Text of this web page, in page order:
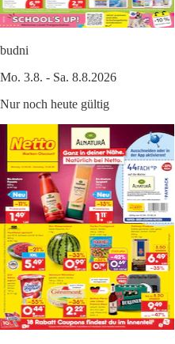
budni
Mo. 3.8. - Sa. 8.8.2026
Nur noch heute gültig